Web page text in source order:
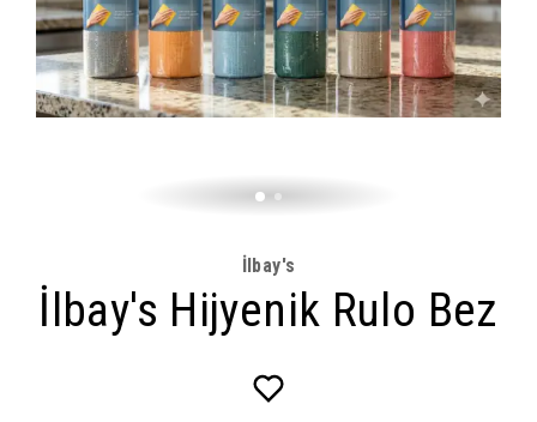
İlbay's
İlbay's Hijyenik Rulo Bez